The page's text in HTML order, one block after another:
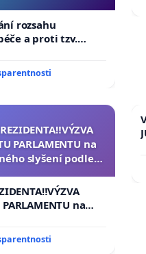
rozsahu
a proti tzv.
výkonů
PARLAMENTU na
slyšení podle §
k podání ústavní
republiky
na
slyšení podle §
Senátu k návrhu
k podání ústavní